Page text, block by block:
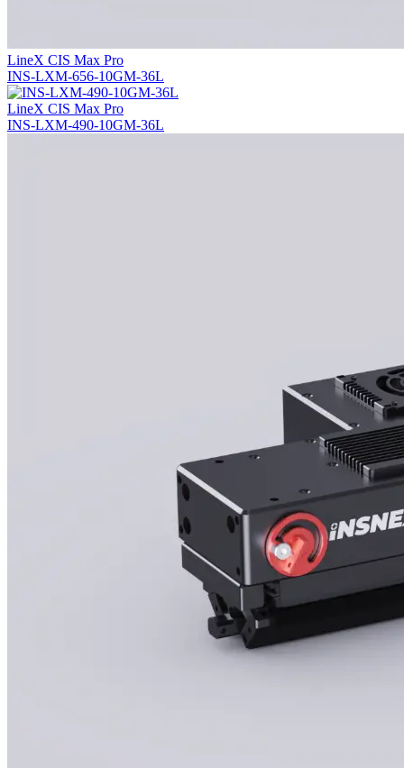
LineX CIS Max Pro
INS-LXM-656-10GM-36L
LineX CIS Max Pro
INS-LXM-490-10GM-36L